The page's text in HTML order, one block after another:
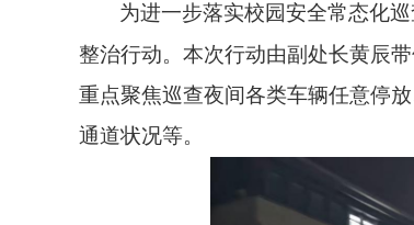
为进一步落实校园安全常态化巡
整治行动。本次行动由副处长黄辰
重点聚焦巡查夜间各类车辆任意停
通道状况等。